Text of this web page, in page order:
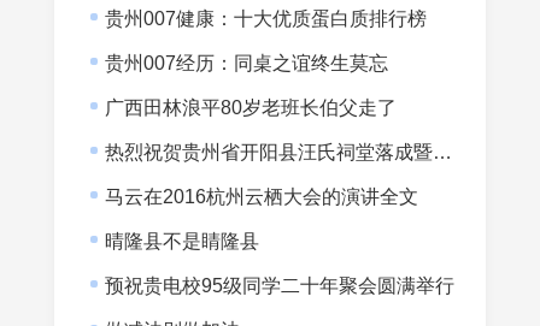
贵州007健康：十大优质蛋白质排行榜
贵州007经历：同桌之谊终生莫忘
广西田林浪平80岁老班长伯父走了
热烈祝贺贵州省开阳县汪氏祠堂落成暨宗亲会成立
马云在2016杭州云栖大会的演讲全文
晴隆县不是睛隆县
预祝贵电校95级同学二十年聚会圆满举行